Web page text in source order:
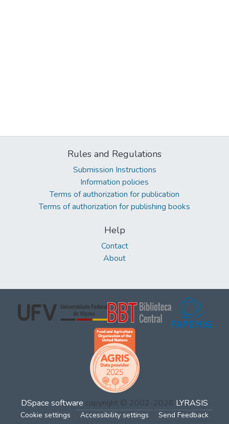
Rules and Regulations
Submission Instructions
Information policies
Terms of authorization for publication
Terms of authorization for publishing books
Help
Contact
About
DSpace software copyright © 2002-2026 LYRASIS
Cookie settings Accessibility settings Send Feedback